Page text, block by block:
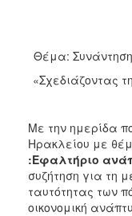
2018
2017
2015
2013
2012
2011
Θέμα: Συνάντηση
«Σχεδιάζοντας
Με την ημερίδα
Ηρακλείου με
:Εφαλτήριο
συζήτηση για τη
ταυτότητας των
οικονομική